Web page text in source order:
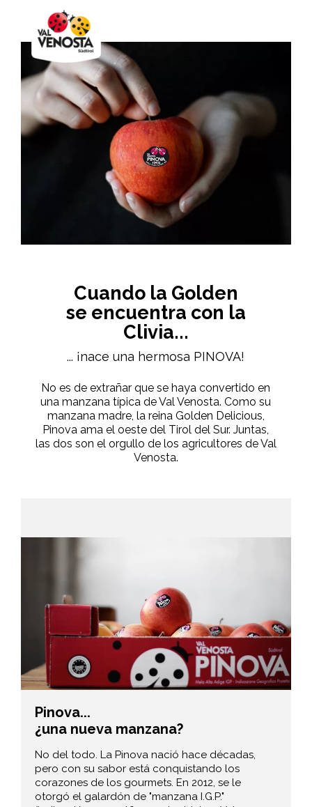
Cuando la Golden
se encuentra con la
Clivia...
... ¡nace una hermosa PINOVA!
No es de extrañar que se haya convertido en
una manzana típica de Val Venosta. Como su
manzana madre, la reina Golden Delicious,
Pinova ama el oeste del Tirol del Sur. Juntas,
las dos son el orgullo de los agricultores de Val
Venosta.
Pinova...
¿una nueva manzana?
No del todo. La Pinova nació hace décadas,
pero con su sabor está conquistando los
corazones de los gourmets. En 2012, se le
otorgó el galardón de "manzana I.G.P."